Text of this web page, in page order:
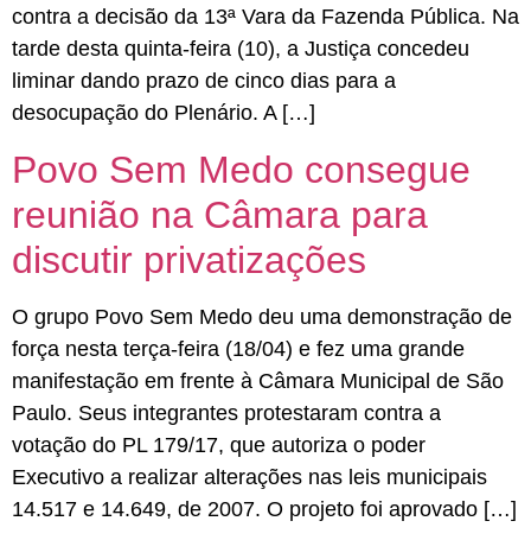
contra a decisão da 13ª Vara da Fazenda Pública. Na
tarde desta quinta-feira (10), a Justiça concedeu
liminar dando prazo de cinco dias para a
desocupação do Plenário. A […]
Povo Sem Medo consegue
reunião na Câmara para
discutir privatizações
O grupo Povo Sem Medo deu uma demonstração de
força nesta terça-feira (18/04) e fez uma grande
manifestação em frente à Câmara Municipal de São
Paulo. Seus integrantes protestaram contra a
votação do PL 179/17, que autoriza o poder
Executivo a realizar alterações nas leis municipais
14.517 e 14.649, de 2007. O projeto foi aprovado […]